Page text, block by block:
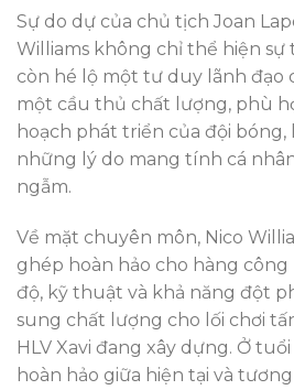
Sự do dự của chủ tịch Joan
Williams không chỉ thể hiện
còn hé lộ một tư duy lãnh đạo
một cầu thủ chất lượng, phù
hoạch phát triển của đội bóng,
những lý do mang tính cá
ngẫm.
Về mặt chuyên môn, Nico
ghép hoàn hảo cho hàng công
độ, kỹ thuật và khả năng đột
sung chất lượng cho lối chơi
HLV Xavi đang xây dựng. Ở
hoàn hảo giữa hiện tại và